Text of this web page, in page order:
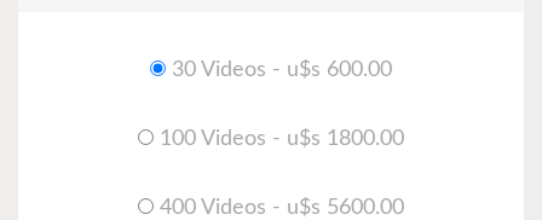
30 Videos - u$s 600.00
100 Videos - u$s 1800.00
400 Videos - u$s 5600.00